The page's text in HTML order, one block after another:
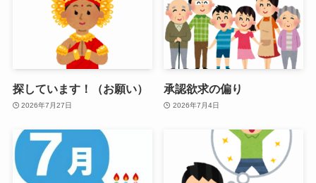
探しています！（お願い）
2026年7月27日
承認欲求の偏り
2026年7月4日